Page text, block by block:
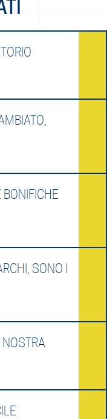
BONIFICHE
SONO I